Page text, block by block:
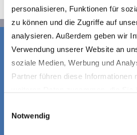
personalisieren, Funktionen für
zu können und die Zugriffe auf
analysieren. Außerdem geben wir
Verwendung unserer Website an
soziale Medien, Werbung und
Partner führen diese Informationen
gesammelt haben.
Notwendig